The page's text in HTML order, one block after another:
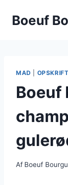
Boeuf
MAD
Boeuf
Af Boeuf